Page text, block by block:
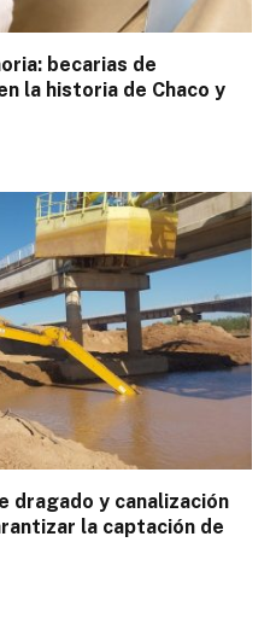
becarias de
la historia de Chaco y
dragado y canalización
la captación de